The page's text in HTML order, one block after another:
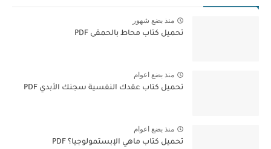
منذ بضع شهور
تحميل كتاب محاط بالحمقى PDF
منذ بضع اعوام
تحميل كتاب عقدك النفسية سجنك الأبدي PDF
منذ بضع اعوام
تحميل كتاب ماهي الإبستمولوجيا؟ PDF